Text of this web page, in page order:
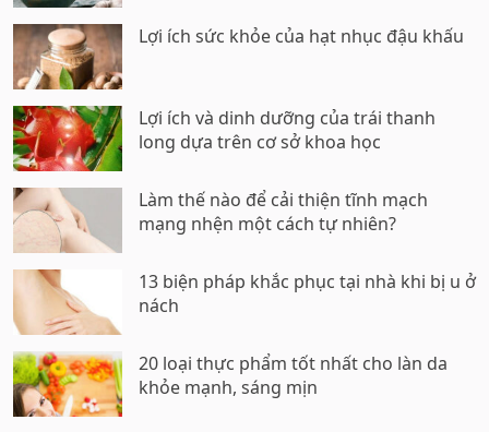
Lợi ích sức khỏe của hạt nhục đậu khấu
Lợi ích và dinh dưỡng của trái thanh
long dựa trên cơ sở khoa học
Làm thế nào để cải thiện tĩnh mạch
mạng nhện một cách tự nhiên?
13 biện pháp khắc phục tại nhà khi bị u ở
nách
20 loại thực phẩm tốt nhất cho làn da
khỏe mạnh, sáng mịn